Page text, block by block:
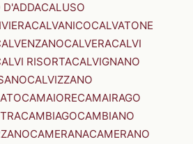
CALUSO
CALVANICOCALVATONE
CALVERACALVI
RISORTACALVIGNANO
CALVIZZANO
CAMAIORECAMAIRAGO
CAMBIAGOCAMBIANO
CAMERANACAMERANO